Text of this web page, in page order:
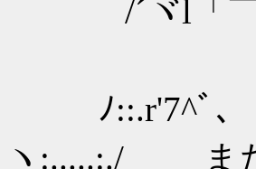
ヾl「
::.r'7^
:.....:./ また